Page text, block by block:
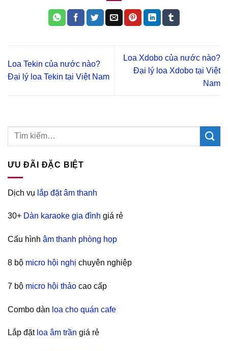
Loa Tekin của nước nào?
Đại lý loa Tekin tại Việt Nam
Loa Xdobo của nước nào?
Đại lý loa Xdobo tại Việt
Nam
ƯU ĐÃI ĐẶC BIỆT
Dịch vụ lắp đặt âm thanh
30+ Dàn karaoke gia đình giá rẻ
Cấu hình âm thanh phòng họp
8 bộ micro hội nghị chuyên nghiệp
7 bộ micro hội thảo cao cấp
Combo dàn loa cho quán cafe
Lắp đặt loa âm trần giá rẻ